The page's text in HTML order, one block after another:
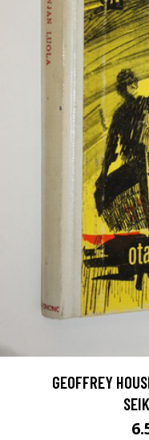
GEOFFREY